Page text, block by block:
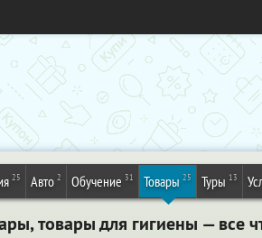
25 Авто 2 Обучение 31 Товары 25 Туры 13
товары для гигиены — все